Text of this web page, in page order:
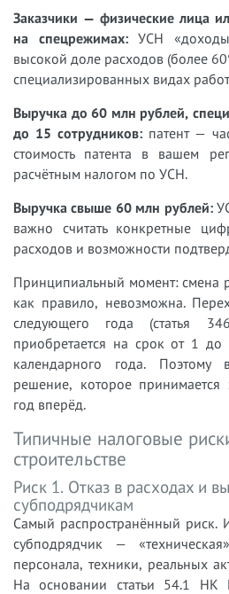
Заказчики — физические лица
на спецрежимах:УСН «доходы
высокой доле расходов (более
специализированных видах
Выручка до 60 млн рублей,
до 15 сотрудников:патент —
стоимость патента в вашем
расчётным налогом по УСН.
Выручка свыше 60 млн рублей:
важно считать конкретные
расходов и возможности
Принципиальный момент: смена
как правило, невозможна.
следующего года (статья
приобретается на срок от 1
календарного года.
решение, которое принимается
год вперёд.
Типичные налоговые
строительстве
Риск 1. Отказ в расходах и
субподрядчикам
Самый распространённый риск.
субподрядчик —
персонала, техники, реальных
На основании статьи 54.1 НК